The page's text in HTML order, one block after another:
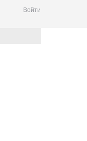
Войти